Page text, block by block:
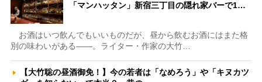
「マンハッタン」新宿三丁目の隠れ家バーで1…
お酒はいつ飲んでもいいものだが、昼から飲むお酒にはまた格
別の味わいがある――。ライター・作家の大竹…
【大竹聡の昼酒御免！】今の若者は「なめろう」や「キヌカツ